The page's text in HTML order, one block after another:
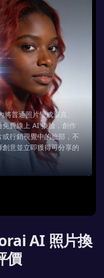
普通照片變成逼真、
費線上 AI 換臉，創作
行銷視覺中的臉部，不
意並立即獲得可分享的
AI 照片換
價